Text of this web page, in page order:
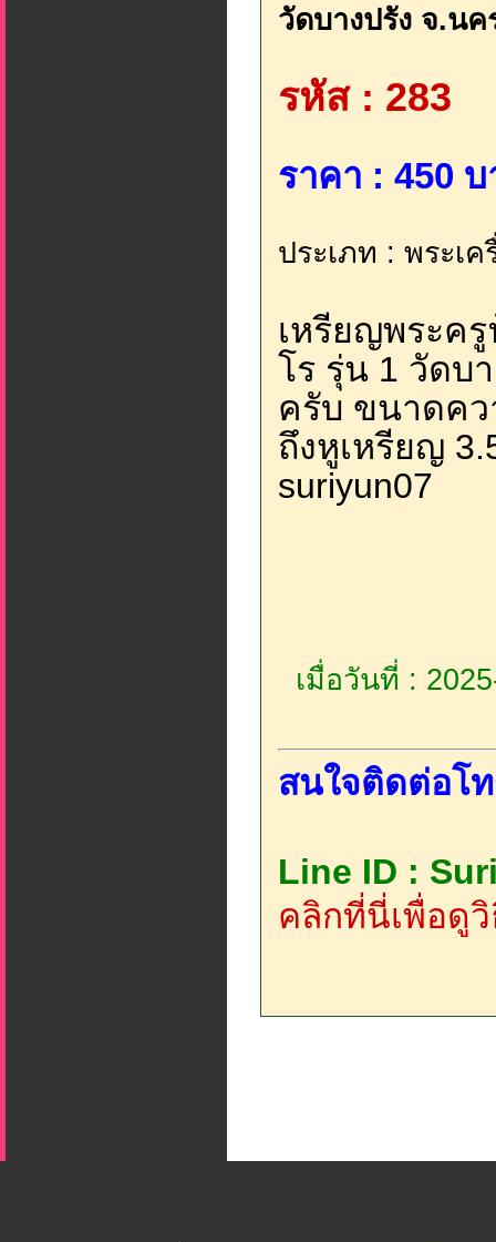
วัดบางปรัง จ.น
รหัส : 283
ราคา : 450
ประเภท : พระเ
เหรียญพระค
โร รุ่น 1 วัดบ
ครับ ขนาดคว
ถึงหูเหรียญ
suriyun07
เมื่อวันที่ :
สนใจติดต่อโ
Line ID :
คลิกที่นี่เพื่อดูวิ